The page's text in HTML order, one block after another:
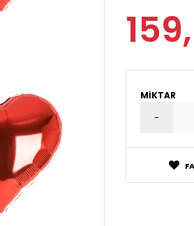
MIKTAR